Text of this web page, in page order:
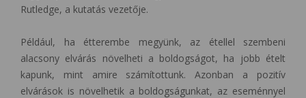
Rutledge, a kutatás vezetője.
Például, ha étterembe megyünk, az étellel szembeni
alacsony elvárás növelheti a boldogságot, ha jobb ételt
kapunk, mint amire számítottunk. Azonban a pozitív
elvárások is növelhetik a boldogságunkat, az eseménnyel